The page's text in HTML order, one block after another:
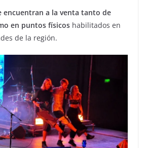
encuentran a la venta tanto de
en puntos físicos habilitados en
de la región.